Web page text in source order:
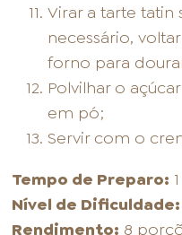
Virar a tarte tatin
necessário,
forno para
Polvilhar o
em pó;
Servir com o
Tempo de Preparo:
Nível de Dificuldade:
Rendimento: 8